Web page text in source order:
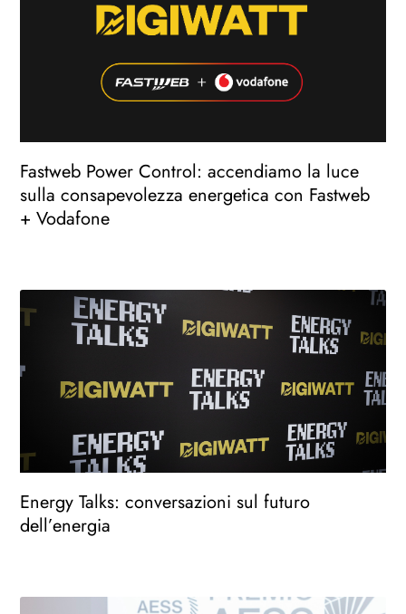
Fastweb Power Control: accendiamo la luce
sulla consapevolezza energetica con Fastweb
+ Vodafone
Energy Talks: conversazioni sul futuro
dell’energia